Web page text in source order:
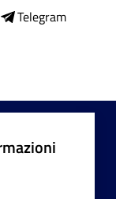
Telegram